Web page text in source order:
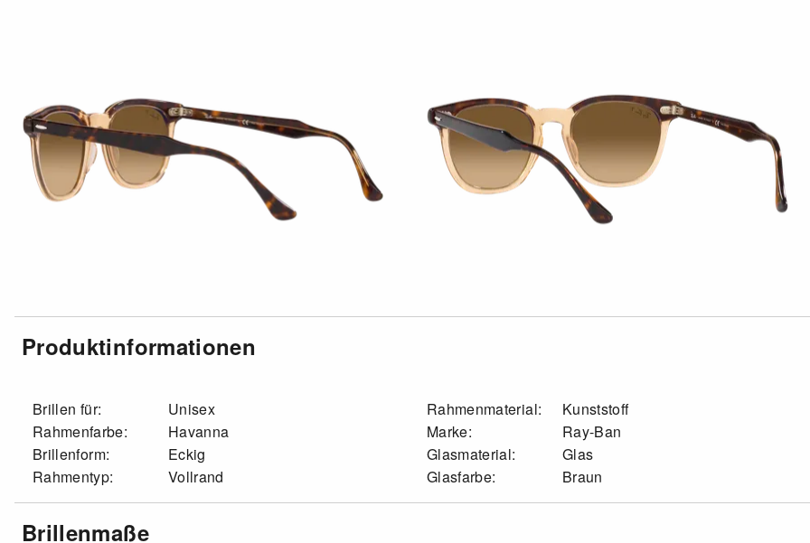
Produktinformationen
Brillen für:
Unisex
Rahmenfarbe:
Havanna
Brillenform:
Eckig
Rahmentyp:
Vollrand
Rahmenmaterial:
Kunststoff
Marke:
Ray-Ban
Glasmaterial:
Glas
Glasfarbe:
Braun
Brillenmaße